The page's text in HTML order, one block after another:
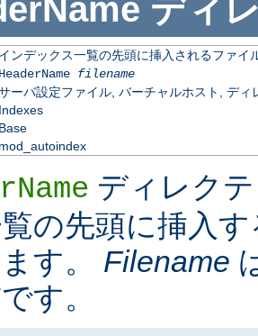
ディ
インデックス一覧の先頭に挿入されるファイ
HeaderName filename
ーバ設定ファイル, バーチャルホスト, ディ
Indexes
Base
mod_autoindex
ディレク
の先頭に挿入
す。 Filename
す。